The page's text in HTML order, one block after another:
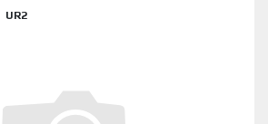
UR2